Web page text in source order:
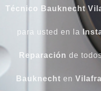
Técnico Bauknecht
para usted en la
Reparación de
Bauknecht en